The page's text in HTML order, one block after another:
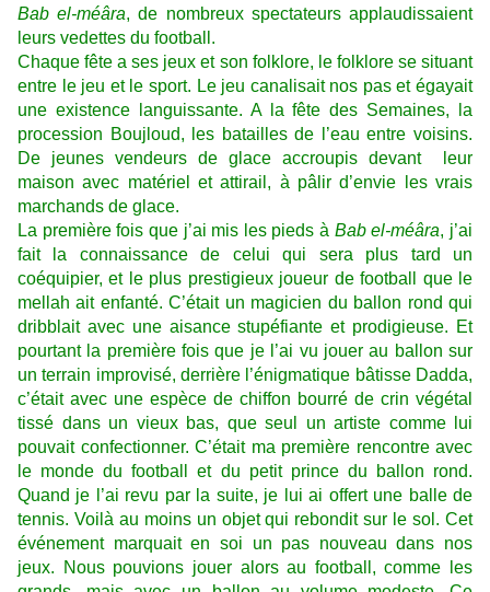
Bab el-méâra, de nombreux spectateurs applaudissaient
leurs vedettes du football.
Chaque fête a ses jeux et son folklore, le folklore se situant
entre le jeu et le sport. Le jeu canalisait nos pas et égayait
une existence languissante. A la fête des Semaines, la
procession Boujloud, les batailles de l’eau entre voisins.
De jeunes vendeurs de glace accroupis devant leur
maison avec matériel et attirail, à pâlir d’envie les vrais
marchands de glace.
La première fois que j’ai mis les pieds à Bab el-méâra, j’ai
fait la connaissance de celui qui sera plus tard un
coéquipier, et le plus prestigieux joueur de football que le
mellah ait enfanté. C’était un magicien du ballon rond qui
dribblait avec une aisance stupéfiante et prodigieuse. Et
pourtant la première fois que je l’ai vu jouer au ballon sur
un terrain improvisé, derrière l’énigmatique bâtisse Dadda,
c’était avec une espèce de chiffon bourré de crin végétal
tissé dans un vieux bas, que seul un artiste comme lui
pouvait confectionner. C’était ma première rencontre avec
le monde du football et du petit prince du ballon rond.
Quand je l’ai revu par la suite, je lui ai offert une balle de
tennis. Voilà au moins un objet qui rebondit sur le sol. Cet
événement marquait en soi un pas nouveau dans nos
jeux. Nous pouvions jouer alors au football, comme les